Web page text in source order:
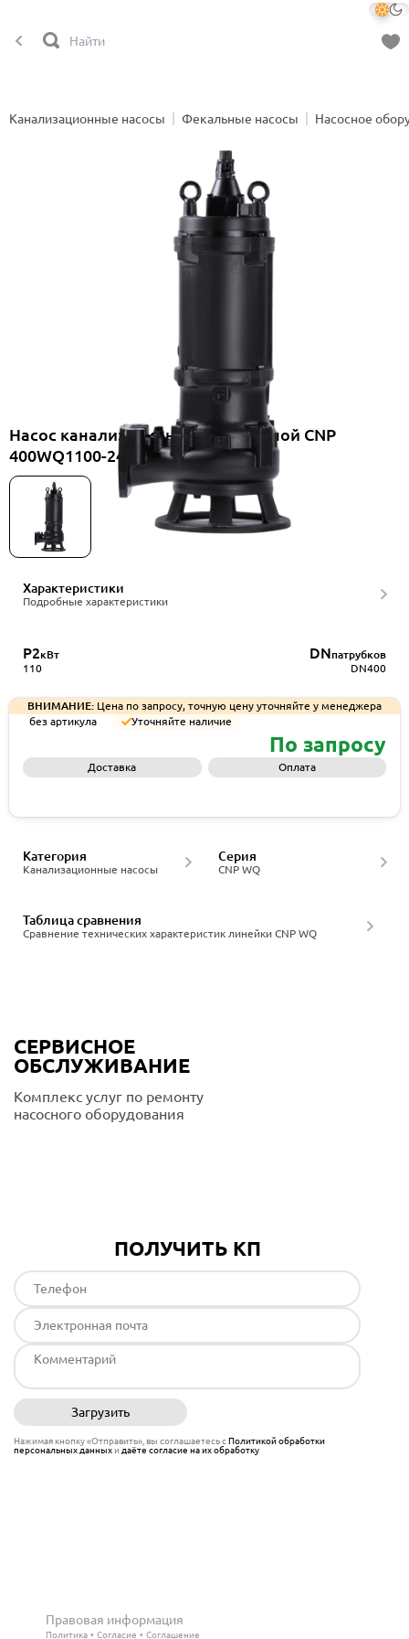
Канализационные насосы Фекальные насосы Насосное
Насос канализационный погружной CNP
400WQ1100-24-110-6AC(I)
Характеристики
Подробные характеристики
P2кВт
110
DNпатрубков
DN400
ВНИМАНИЕ: Цена по запросу, точную цену уточняйте у менеджера
без артикула
Уточняйте наличие
По запросу
Доставка Оплата
Канализационные насосы
Категория
CNP WQ
Серия
Сравнение технических характеристик линейки CNP WQ
Таблица сравнения
СЕРВИСНОЕ
ОБСЛУЖИВАНИЕ
Комплекс услуг по ремонту
насосного оборудования
ПОЛУЧИТЬ КП
Загрузить
Нажимая кнопку «Отправить», вы соглашаетесь сПолитикой обработки
персональных данныхи даёте согласие на их обработку
Правовая информация
Политика Согласие Соглашение